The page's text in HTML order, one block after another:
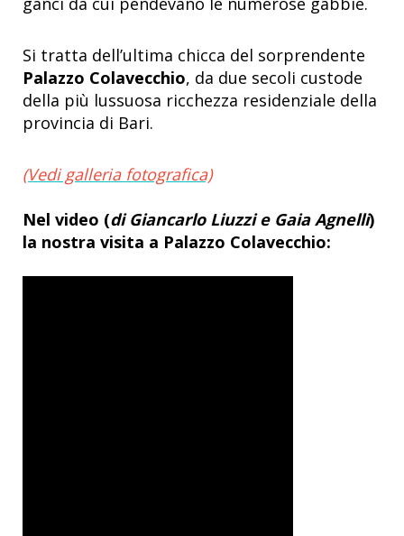
Si tratta dell’ultima chicca del sorprendente
Palazzo Colavecchio, da due secoli custode
della più lussuosa ricchezza residenziale della
provincia di Bari.
(Vedi galleria fotografica)
Nel video (di Giancarlo Liuzzi e Gaia Agnelli)
la nostra visita a Palazzo Colavecchio: